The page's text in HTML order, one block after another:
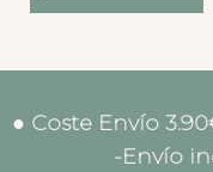
● Coste Envío
-Envío